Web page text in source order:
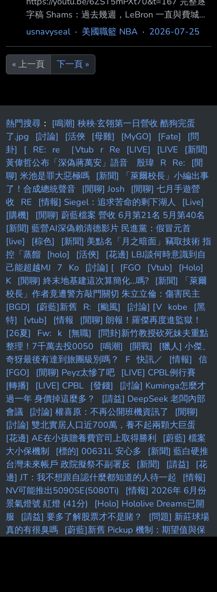
字稿 Shams：過去幾週，LeBron 一直與費城、
克里夫蘭和邁阿密進行討論。正如大家所知 ，
單：LeBron 一旦決定離開湖人，他這 次做決定
的核心就是贏球、維持高水準競爭力，並與一支
量，灰狼同樣受到高度重視 不過，LeBron 顯然
仔細評估了費城在交易來 Jaylen 後的陣容。各
位要記得76 人原本
usnavyseal· 美國職籃 NBA · 2026-07-25
« 上一頁 下一頁 »
熱門搜尋 ： [鳴潮] 秧秧·玄翎第一日營收 酷狗完蛋
了.jpg
[討論] [活俠 [母雞] [MyGO] [Fate]
[問
卦]
[ RE: re ［Vtub r Re [LIVE] [LIVE
[新聞]
黃偉哲公布「深偽蔣萬安」語音 殷瑋 R Re:
[閒
聊] 米池是罪大惡極嗎
[新聞] 「萊爾校長」小編出事
了！合成總統聲音
[閒聊] Josh
[閒聊] 七月手遊營
收
RE [情報] Siegel：追求苦命的剩下湖人
[Live]
[購機]
[閒聊] 蔚藍檔案 營收 6月第21名 5月第40名
[新聞] 藍營AI深偽賴清德影片 民進黨：假冒元首
[live]
[棕色]
[新聞] 美點名「月之暗面」竊取技術 指
控「蒸餾
[holo] [活俠]
[花邊] LBJ談何時意識到自
己能超越MJ
7 Ko [討論] [ [FGO [Vtub]
[Holo]
K
[閒聊] 終末地基建這次算簡化...嗎?
[新聞] 「萊爾
校長」作者竟遭警方敲門關切 朱立立倫：傷害民主
[BGD]
[蔚藍]新舊 R: [颱風] [討論] [V kobe
[黑
特]
[vtub] [情報
[閒聊] 朗報！羅傑再度進監獄！
[26夏]
Fw: k [無職]
[問卦]新竹教授砍死妹夫重點
整理！7千萬去投0050
[鳴潮] [開戰]
[獵人] 小傑、
奇犽最後有達到旅團級別嗎？
F 快訊／ [情報]
信
[FGO]
[閒聊] Peyz太慘了吧
[LIVE] CPBL例行賽
[轉播]
[LIVE] CPBL [發錢]
[討論] Kuminga怎麼才
過一年 身價掉這麼多？
[請益] DeepSeek 老闆內部
會議
[討論] 權喜原：不再公開班機資訊了
[閒聊]
[討論] 雙北實居人口近700萬，養不起兩顆大巨蛋
[花邊] AE在小孩贍養費官司上取得勝利
[蔚藍] 檔案
大小保機制
[標的] 00631L 安心多
[新聞] 藍白硬推
台灣未來帳戶 政院擬祭不副署反
[新聞] [請益]
[花
邊] JT：我不想跟自認什麼都知道的人待一起
[情報]
NV可能推出5090SE(5080Ti)
[情報] 2026年 6月份
景氣燈號 紅燈 (41分)
[Holo] Hololive Dreams已開
服
[請益] 要多了解股票才不是賭？
[問題] 新莊球場
真的有很臭嗎
[蔚藍]新舊 Pickup 機制：期望值與保